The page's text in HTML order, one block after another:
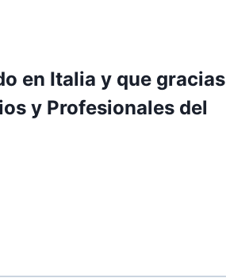
en Italia y que gracias
y Profesionales del